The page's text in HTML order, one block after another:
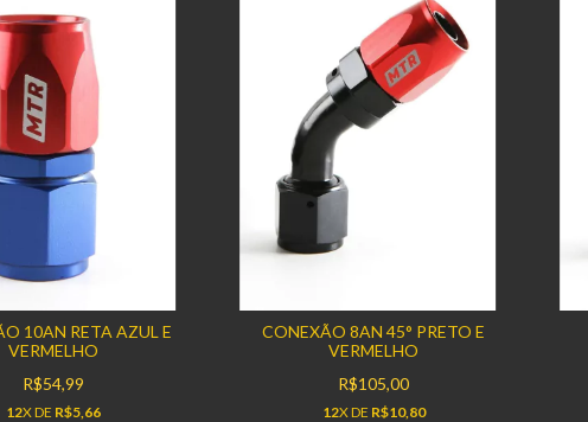
10AN RETA AZUL E
VERMELHO
R$54,99
12X DE R$5,66
CONEXÃO 8AN 45° PRETO E
VERMELHO
R$105,00
12X DE R$10,80